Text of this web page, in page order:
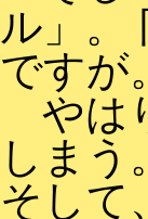
ル」。
ですが。
やは
しまう
そして